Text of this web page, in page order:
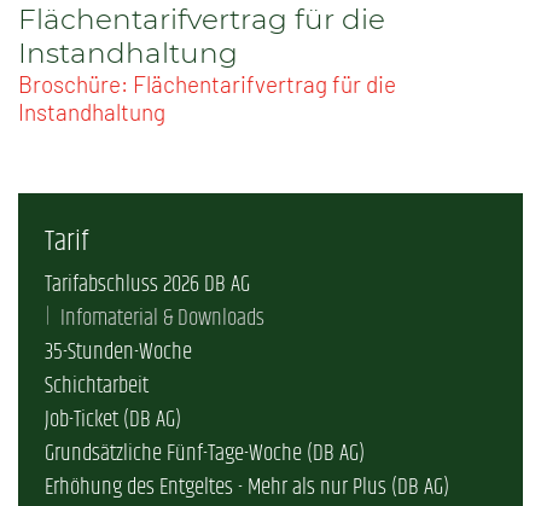
Flächentarifvertrag für die
Instandhaltung
Broschüre: Flächentarifvertrag für die
Instandhaltung
Tarif
Tarifabschluss 2026 DB AG
Infomaterial & Downloads
35-Stunden-Woche
Schichtarbeit
Job-Ticket (DB AG)
Grundsätzliche Fünf-Tage-Woche (DB AG)
Erhöhung des Entgeltes - Mehr als nur Plus (DB AG)